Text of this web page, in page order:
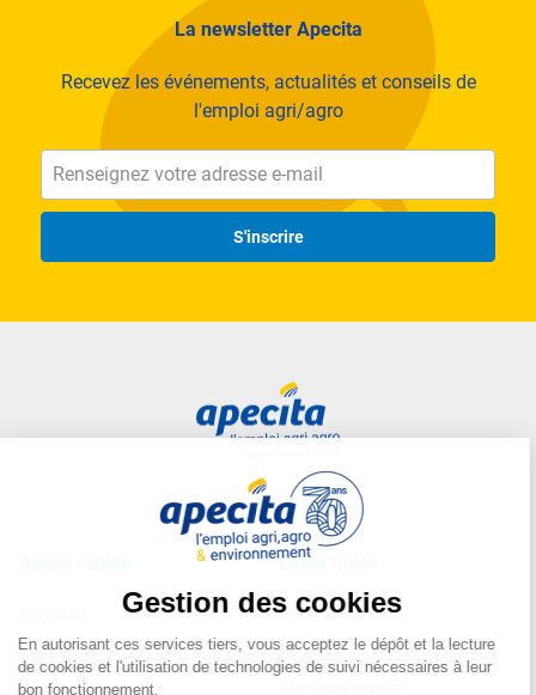
La newsletter Apecita
Recevez les événements, actualités et conseils de
l'emploi agri/agro
S'inscrire
Entreprise
Centre de formation
Liens utiles
Plan du site
FAQ